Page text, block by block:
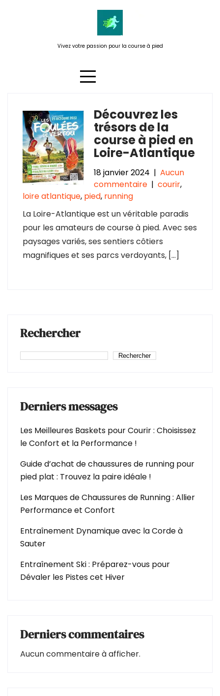
Vivez votre passion pour la course à pied
Étiquette :la baule
Découvrez les
trésors de la
course à pied en
Loire-Atlantique
18 janvier 2024 | Aucun
commentaire | courir,
loire atlantique, pied, running
La Loire-Atlantique est un véritable paradis
pour les amateurs de course à pied. Avec ses
paysages variés, ses sentiers côtiers
magnifiques et ses parcs verdoyants, […]
Rechercher
Rechercher
Derniers messages
Les Meilleures Baskets pour Courir : Choisissez
le Confort et la Performance !
Guide d’achat de chaussures de running pour
pied plat : Trouvez la paire idéale !
Les Marques de Chaussures de Running : Allier
Performance et Confort
Entraînement Dynamique avec la Corde à
Sauter
Entraînement Ski : Préparez-vous pour
Dévaler les Pistes cet Hiver
Derniers commentaires
Aucun commentaire à afficher.